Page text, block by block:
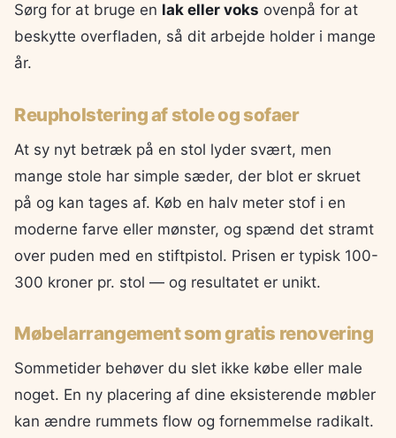
Sørg for at bruge en lak eller voks ovenpå for at
beskytte overfladen, så dit arbejde holder i mange
år.
Reupholstering af stole og sofaer
At sy nyt betræk på en stol lyder svært, men
mange stole har simple sæder, der blot er skruet
på og kan tages af. Køb en halv meter stof i en
moderne farve eller mønster, og spænd det stramt
over puden med en stiftpistol. Prisen er typisk 100-
300 kroner pr. stol — og resultatet er unikt.
Møbelarrangement som gratis renovering
Sommetider behøver du slet ikke købe eller male
noget. En ny placering af dine eksisterende møbler
kan ændre rummets flow og fornemmelse radikalt.